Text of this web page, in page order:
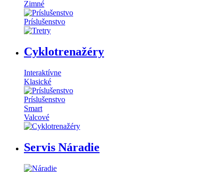
Zimné
Príslušenstvo
Cyklotrenažéry
Interaktívne
Klasické
Príslušenstvo
Smart
Valcové
Servis Náradie